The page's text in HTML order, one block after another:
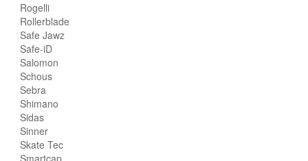
Rogelli
Rollerblade
Safe Jawz
Safe-iD
Salomon
Schous
Sebra
Shimano
Sidas
Sinner
Skate Tec